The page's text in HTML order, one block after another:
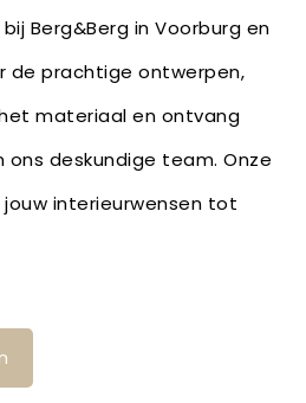
Berg&Berg in Voorburg en
de prachtige ontwerpen,
materiaal en ontvang
ons deskundige team. Onze
interieurwensen tot